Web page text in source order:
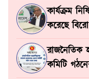
কার্যক্রম
করেছে
রাজনৈতিক
কমিটি